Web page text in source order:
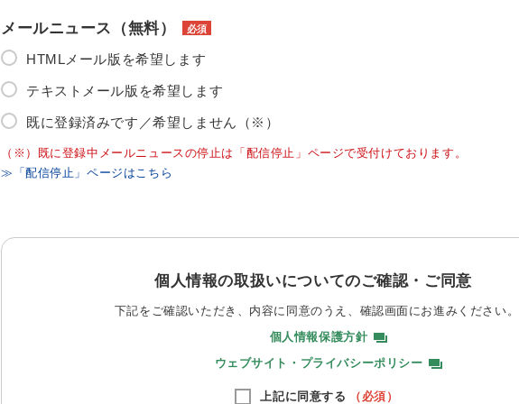
メールニュース（無料） 必須
HTMLメール版を希望します
テキストメール版を希望します
既に登録済みです／希望しません（※）
（※）既に登録中メールニュースの停止は「配信停止」ページで受付けております。
≫「配信停止」ページはこちら
個人情報の取扱いについてのご確認・ご同意
下記をご確認いただき、内容に同意のうえ、 確認画面にお進みください。
個人情報保護方針
ウェブサイト・プライバシーポリシー
上記に同意する （必須）